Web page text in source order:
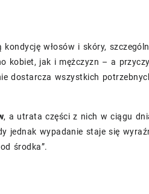
włosów i skóry,
kobiet, jak i mężczyzn – a
dostarcza wszystkich
, a utrata części z nich w ciągu
jednak wypadanie staje się
środka”.